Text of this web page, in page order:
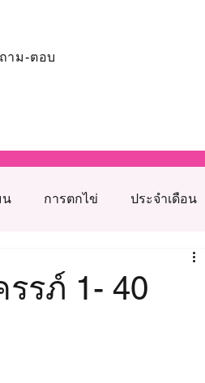
ถาม-ตอบ
น การตกไข่ ประจำเดือน
รภ์ 1- 40